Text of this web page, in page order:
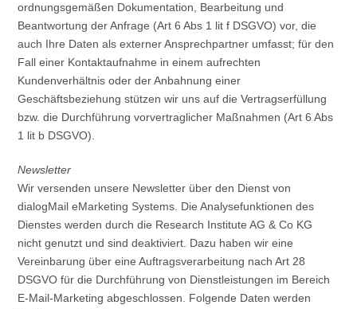
ordnungsgemäßen Dokumentation, Bearbeitung und
Beantwortung der Anfrage (Art 6 Abs 1 lit f DSGVO) vor, die
auch Ihre Daten als externer Ansprechpartner umfasst; für den
Fall einer Kontaktaufnahme in einem aufrechten
Kundenverhältnis oder der Anbahnung einer
Geschäftsbeziehung stützen wir uns auf die Vertragserfüllung
bzw. die Durchführung vorvertraglicher Maßnahmen (Art 6 Abs
1 lit b DSGVO).
Newsletter
Wir versenden unsere Newsletter über den Dienst von
dialogMail eMarketing Systems. Die Analysefunktionen des
Dienstes werden durch die Research Institute AG & Co KG
nicht genutzt und sind deaktiviert. Dazu haben wir eine
Vereinbarung über eine Auftragsverarbeitung nach Art 28
DSGVO für die Durchführung von Dienstleistungen im Bereich
E-Mail-Marketing abgeschlossen. Folgende Daten werden